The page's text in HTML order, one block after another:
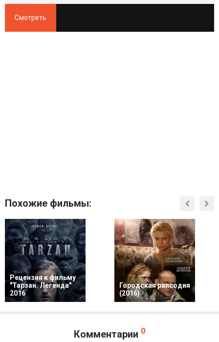
Смотреть
Похожие фильмы:
Рецензия к фильму
"Тарзан. Легенда"
2016
Городская рапсодия
(2016)
Комментарии 0